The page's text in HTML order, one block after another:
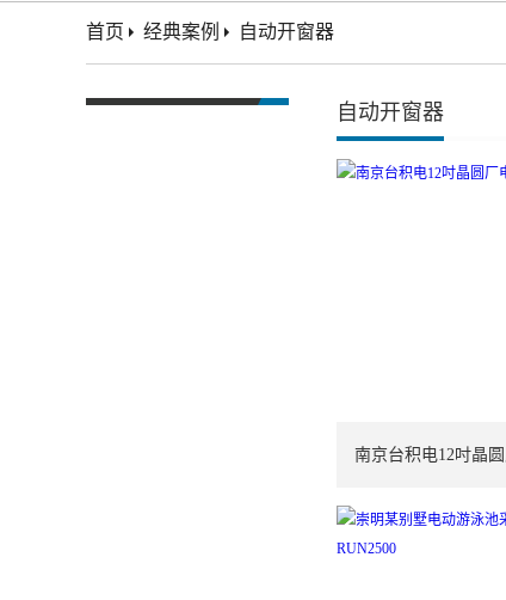
首页 经典案例 自动开窗器
自动开窗器
南京台积电12吋晶